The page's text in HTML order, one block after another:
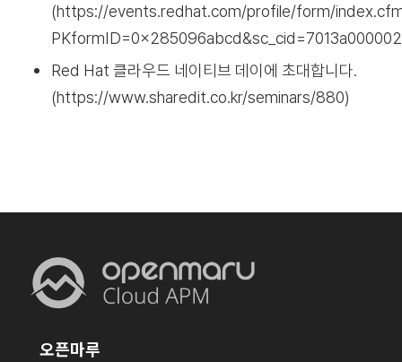
(https://events.redhat.com/profile/form/
Red Hat 클라우드 네이티브 데이에 초대합니다.
(https://www.sharedit.co.kr/seminars/880)
오픈마루